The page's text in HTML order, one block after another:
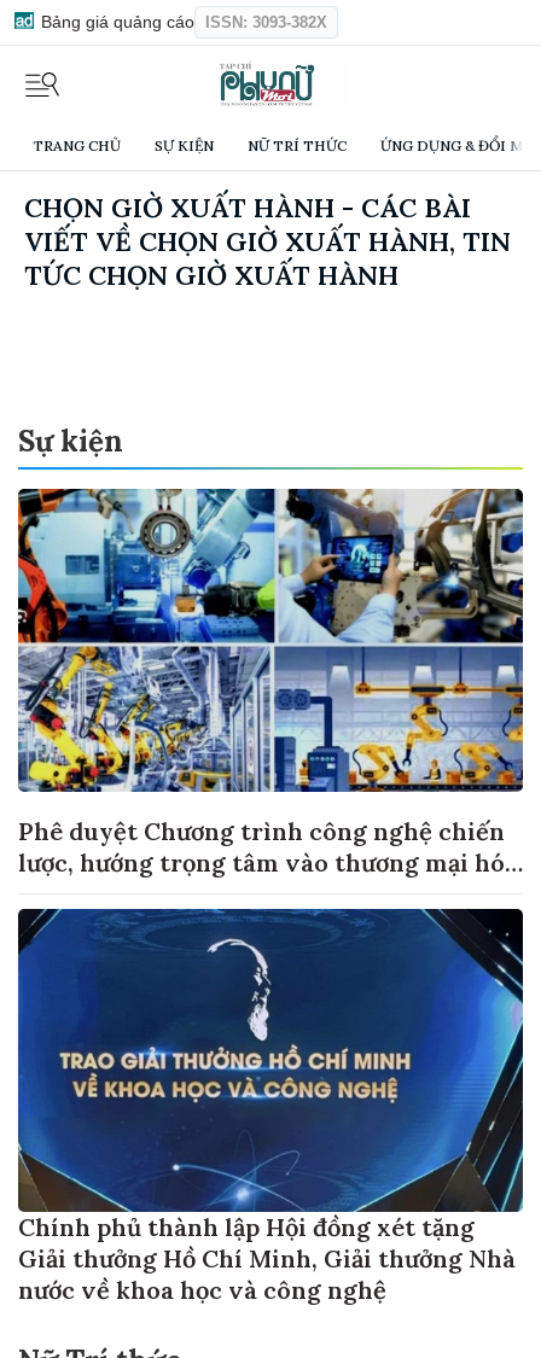
Bảng giá quảng cáo ISSN: 3093-382X
TRANG CHỦ SỰ KIỆN NỮ TRÍ THỨC ỨNG DỤNG & ĐỔI
CHỌN GIỜ XUẤT HÀNH - CÁC BÀI
VIẾT VỀ CHỌN GIỜ XUẤT HÀNH, TIN
TỨC CHỌN GIỜ XUẤT HÀNH
Sự kiện
Phê duyệt Chương trình công nghệ chiến
lược, hướng trọng tâm vào thương mại hóa
Chính phủ thành lập Hội đồng xét tặng
Giải thưởng Hồ Chí Minh, Giải thưởng Nhà
nước về khoa học và công nghệ